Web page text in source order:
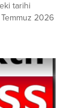
tarihi
Temmuz 2026
yeniden
saat 08.30
6 bin 266
Yükseliş,
nedeniyle